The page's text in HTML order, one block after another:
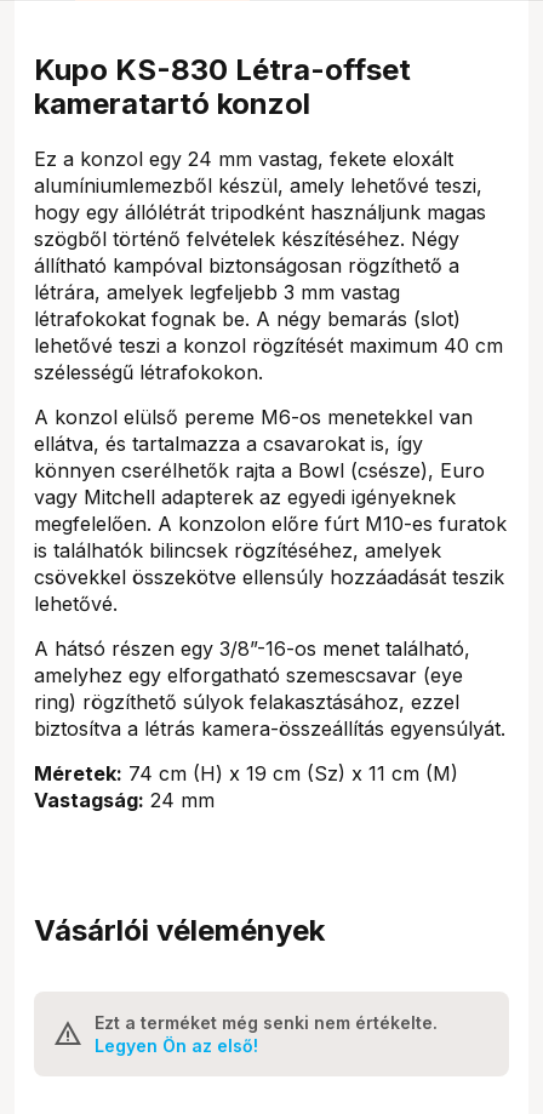
Kupo KS-830 Létra-offset
kameratartó konzol
Ez a konzol egy 24 mm vastag, fekete eloxált
alumíniumlemezből készül, amely lehetővé teszi,
hogy egy állólétrát tripodként használjunk magas
szögből történő felvételek készítéséhez. Négy
állítható kampóval biztonságosan rögzíthető a
létrára, amelyek legfeljebb 3 mm vastag
létrafokokat fognak be. A négy bemarás (slot)
lehetővé teszi a konzol rögzítését maximum 40 cm
szélességű létrafokokon.
A konzol elülső pereme M6-os menetekkel van
ellátva, és tartalmazza a csavarokat is, így
könnyen cserélhetők rajta a Bowl (csésze), Euro
vagy Mitchell adapterek az egyedi igényeknek
megfelelően. A konzolon előre fúrt M10-es furatok
is találhatók bilincsek rögzítéséhez, amelyek
csövekkel összekötve ellensúly hozzáadását teszik
lehetővé.
A hátsó részen egy 3/8”-16-os menet található,
amelyhez egy elforgatható szemescsavar (eye
ring) rögzíthető súlyok felakasztásához, ezzel
biztosítva a létrás kamera-összeállítás egyensúlyát.
Méretek: 74 cm (H) x 19 cm (Sz) x 11 cm (M)
Vastagság: 24 mm
Vásárlói vélemények
Ezt a terméket még senki nem értékelte.
Legyen Ön az első!